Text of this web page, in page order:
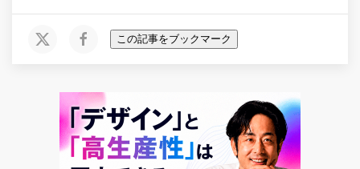
この記事をブックマーク